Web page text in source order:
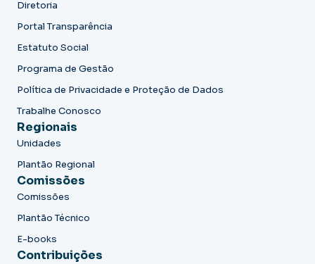
Diretoria
Portal Transparência
Estatuto Social
Programa de Gestão
Política de Privacidade e Proteção de Dados
Trabalhe Conosco
Regionais
Unidades
Plantão Regional
Comissões
Comissões
Plantão Técnico
E-books
Contribuições